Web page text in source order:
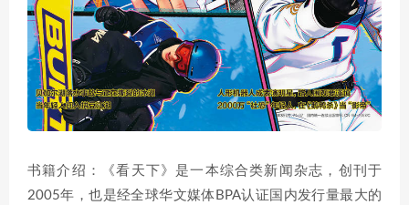
书籍介绍：《看天下》是一本综合类新闻杂志，创刊于
2005年，也是经全球华文媒体BPA认证国内发行量最大的